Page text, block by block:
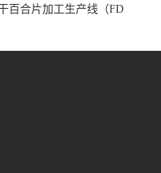
百合片加工生产线（FD
线）